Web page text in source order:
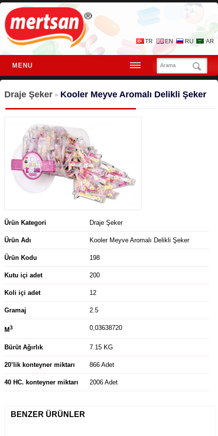
TR EN RU AR
MENU
Draje Şeker Kooler Meyve Aromalı Delikli Şeker
Ürün Kategori Draje Şeker
Ürün Adı Kooler Meyve Aromalı Delikli Şeker
Ürün Kodu 198
Kutu içi adet 200
Koli içi adet 12
Gramaj 2.5
M3 0,03638720
Bürüt Ağırlık 7.15 KG
20’lik konteyner miktarı 866 Adet
40 HC. konteyner miktarı 2006 Adet
BENZER ÜRÜNLER